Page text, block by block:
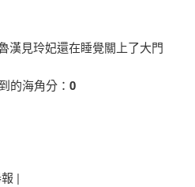
漢見玲妃還在睡覺關上了大門
的海角分： 0
|